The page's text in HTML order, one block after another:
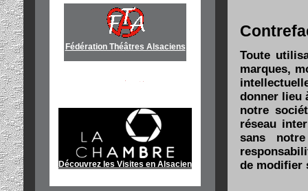
Fédération Théâtres Alsaciens
Découvrez les Visites en Alsacien
Toute
marques,
donner lieu
notre
réseau
sans
de modifier